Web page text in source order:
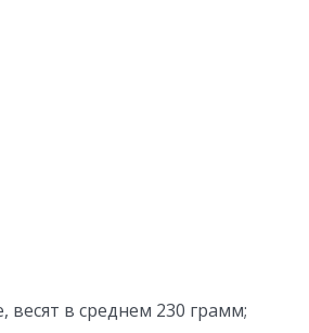
весят в среднем 230 грамм;